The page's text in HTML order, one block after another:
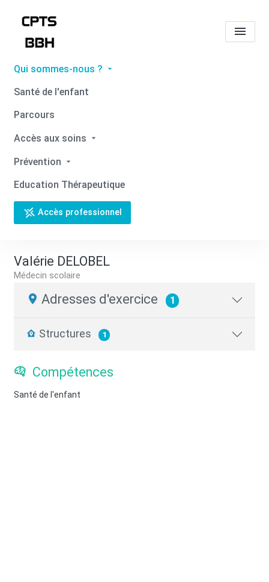
Qui sommes-nous ?
Santé de l'enfant
Parcours
Accès aux soins
Prévention
Education Thérapeutique
Accès professionnel
Tous les professionnels de
santé
Accueil
Valérie DELOBEL
Médecin scolaire
Adresses d'exercice 1
Structures 1
Compétences
Santé de l'enfant